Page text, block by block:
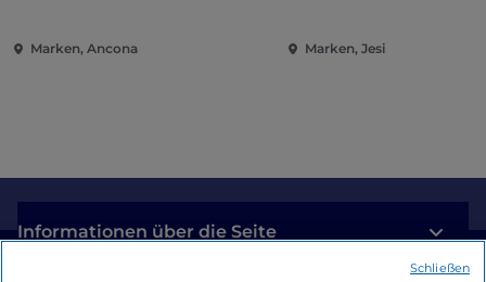
Marken, Ancona Marken, Jesi
Informationen über die Seite
Schließen